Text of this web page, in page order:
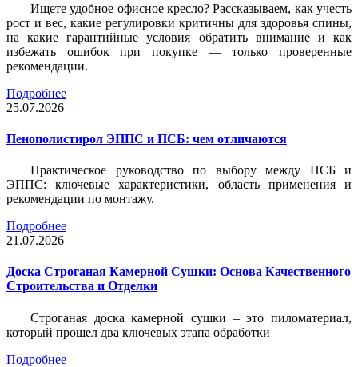
Ищете удобное офисное кресло? Рассказываем, как учесть
рост и вес, какие регулировки критичны для здоровья спины,
на какие гарантийные условия обратить внимание и как
избежать ошибок при покупке — только проверенные
рекомендации.
Подробнее
25.07.2026
Пенополистирол ЭППС и ПСБ: чем отличаются
Практическое руководство по выбору между ПСБ и
ЭППС: ключевые характеристики, область применения и
рекомендации по монтажу.
Подробнее
21.07.2026
Доска Строганая Камерной Сушки: Основа Качественного
Строительства и Отделки
Строганая доска камерной сушки – это пиломатериал,
который прошел два ключевых этапа обработки
Подробнее